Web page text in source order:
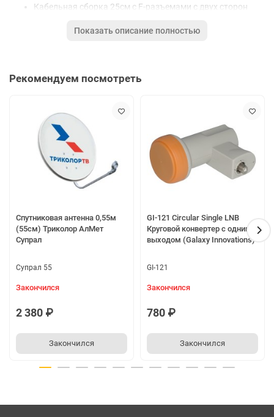
Кабельная сборка 25см с F-разъемами с двух сторон
Ручку регулировки усиления (аттенюатор);
или вертикальной поляризации (красные светодиоды);
Характеристики:
Входная частота
950-2150 МГц
Напряжение питания
13-18 В постоянного тока
Макс. Уровень входного сигнала
-10 дБм
Уровень входного сигнала Мин
Показать описание полностью
Рекомендуем посмотреть
Спутниковая антенна 0,55м
(55см) Триколор АлМет
Супрал
Супрал 55
Закончился
2 380 ₽
Закончился
GI-121 Circular Single LNB
Круговой конвертер с одним
выходом (Galaxy Innovations)
GI-121
Закончился
780 ₽
Закончился